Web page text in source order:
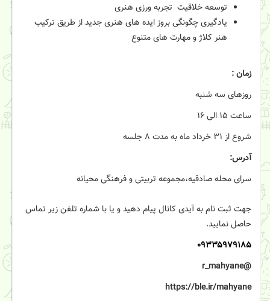
توسعه خلاقیت تجربه ورزی هنری
یادگیری چگونگی بروز ایده های هنری جدید از طریق ترکیب
هنر کلاژ و مهارت های متنوع
زمان :
روزهای سه شنبه
ساعت ۱۵ الی ۱۶
شروع از ۳۱ خرداد ماه به مدت ۸ جلسه
آدرس:
سرای محله صادقیه،مجموعه تربیتی و فرهنگی محیانه
جهت ثبت نام به آیدی کانال پیام دهید و یا با شماره تلفن زیر تماس
حاصل نمایید.
۰۹۳۳۵۹۷۹۱۸۵
@r_mahyane
https://ble.ir/mahyane